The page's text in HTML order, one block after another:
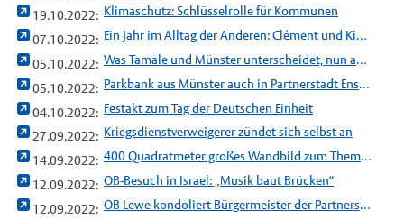
19.10.2022: Klimaschutz: Schlüsselrolle für Kommunen
07.10.2022:
Ein Jahr im Alltag der Anderen: Clément und Kim Charlotte setzen Zeichen
05.10.2022:
Was Tamale und Münster unterscheidet, nun aber auch verbindet
05.10.2022:
Parkbank aus Münster auch in Partnerstadt Enschede
04.10.2022: Festakt zum Tag der Deutschen Einheit
27.09.2022: Kriegsdienstverweigerer zündet sich selbst an
14.09.2022:
400 Quadratmeter großes Wandbild zum Thema Nachhaltigkeit
12.09.2022: OB-Besuch in Israel: „Musik baut Brücken“
12.09.2022:
OB Lewe kondoliert Bürgermeister der Partnerstadt York zum Tode von Queen Elizabeth II.